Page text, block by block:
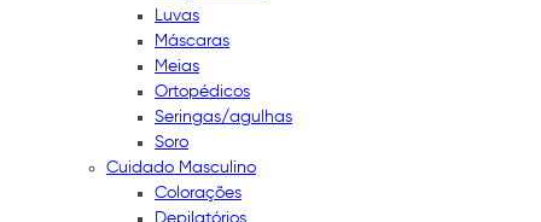
Luvas
Máscaras
Meias
Ortopédicos
Seringas/agulhas
Soro
Cuidado Masculino
Colorações
Depilatórios